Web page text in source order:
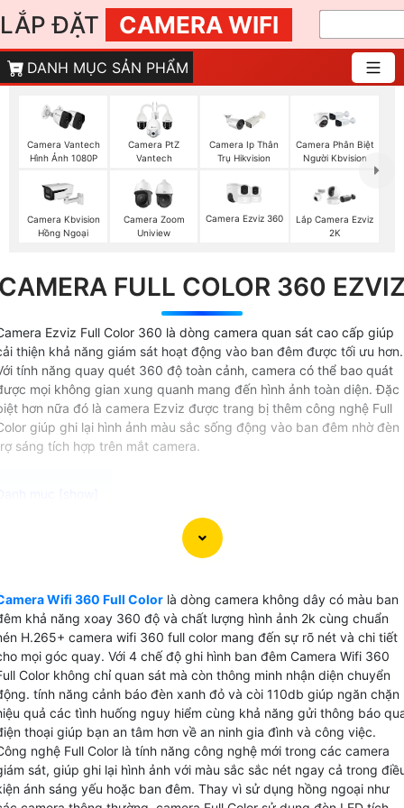
LẮP ĐẶT CAMERA WIFI
DANH MỤC SẢN PHẨM
Camera Vantech
Hình Ảnh 1080P
Camera PtZ
Vantech
Camera Ip Thân
Trụ Hikvision
Camera Phân Biệt
Người Kbvision
Camera Kbvision
Hồng Ngoại
Camera Zoom
Uniview
Camera Ezviz 360
Lắp Camera Ezviz
2K
FULL COLOR 360
Ezviz Full Color 360 là dòng camera quan sát cao cấp giúp
thiện khả năng giám sát hoạt động vào ban đêm được tối ưu hơn.
tính năng quay quét 360 độ toàn cảnh, camera có thể bao quát
mọi không gian xung quanh mang đến hình ảnh toàn diện. Đặc
hơn nữa đó là camera Ezviz được trang bị thêm công nghệ Full
giúp ghi lại hình ảnh màu sắc sống động vào ban đêm nhờ đèn
sáng tích hợp trên mắt camera.
Wifi 360 Full Color Ezviz là sự lựa chọn lý tưởng
các bạn có nhu cầu giám sát ban đêm Với khả năng kết
quét toàn cảnh một cách linh hoạt và hiệu quả. Chức
báo động chống trộm phát hiện chuyển động và bám
đối tượng giúp bạn dễ dàng theo dõi mọi hoạt động
mà không bỏ lỡ bất kỳ sự kiện nào. Với khả năng
trữ dữ liệu trên thẻ nhớ tối đa 512GB và chuẩn nén
camera giúp tiết kiệm băng thông và dung lượng
trữ mà vẫn Hoàn toàn tin cậy chất lượng hình ảnh sắc
những tính năng ưu việt này, Camera Wifi 360 Full Color
sẽ là trợ thủ đắc lực trong việc bảo vệ ngôi nhà, văn
Wifi 360 Full Color là dòng camera không dây có màu ban
khả năng xoay 360 độ và chất lượng hình ảnh 2k cùng chuẩn
H.265+ camera wifi 360 full color mang đến sự rõ nét và chi tiết
mọi góc quay. Với 4 chế độ ghi hình ban đêm Camera Wifi 360
Color không chỉ quan sát mà còn thông minh nhận diện chuyển
tính năng cảnh báo đèn xanh đỏ và còi 110db giúp ngăn chặn
quả các tình huống nguy hiểm cùng khả năng gửi thông báo
thoại giúp bạn an tâm hơn về an ninh gia đình và công việc.
nghệ Full Color là tính năng công nghệ mới trong các camera
sát, giúp ghi lại hình ảnh với màu sắc sắc nét ngay cả trong
ánh sáng yếu hoặc ban đêm. Thay vì sử dụng hồng ngoại như